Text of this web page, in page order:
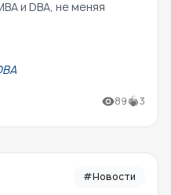
и DBA, не меняя
89 3
#Новости